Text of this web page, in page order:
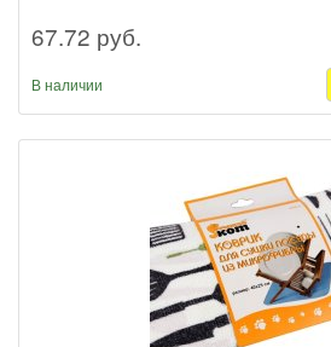
67.72 руб.
В наличии